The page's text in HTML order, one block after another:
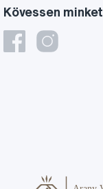
Kövessen minket